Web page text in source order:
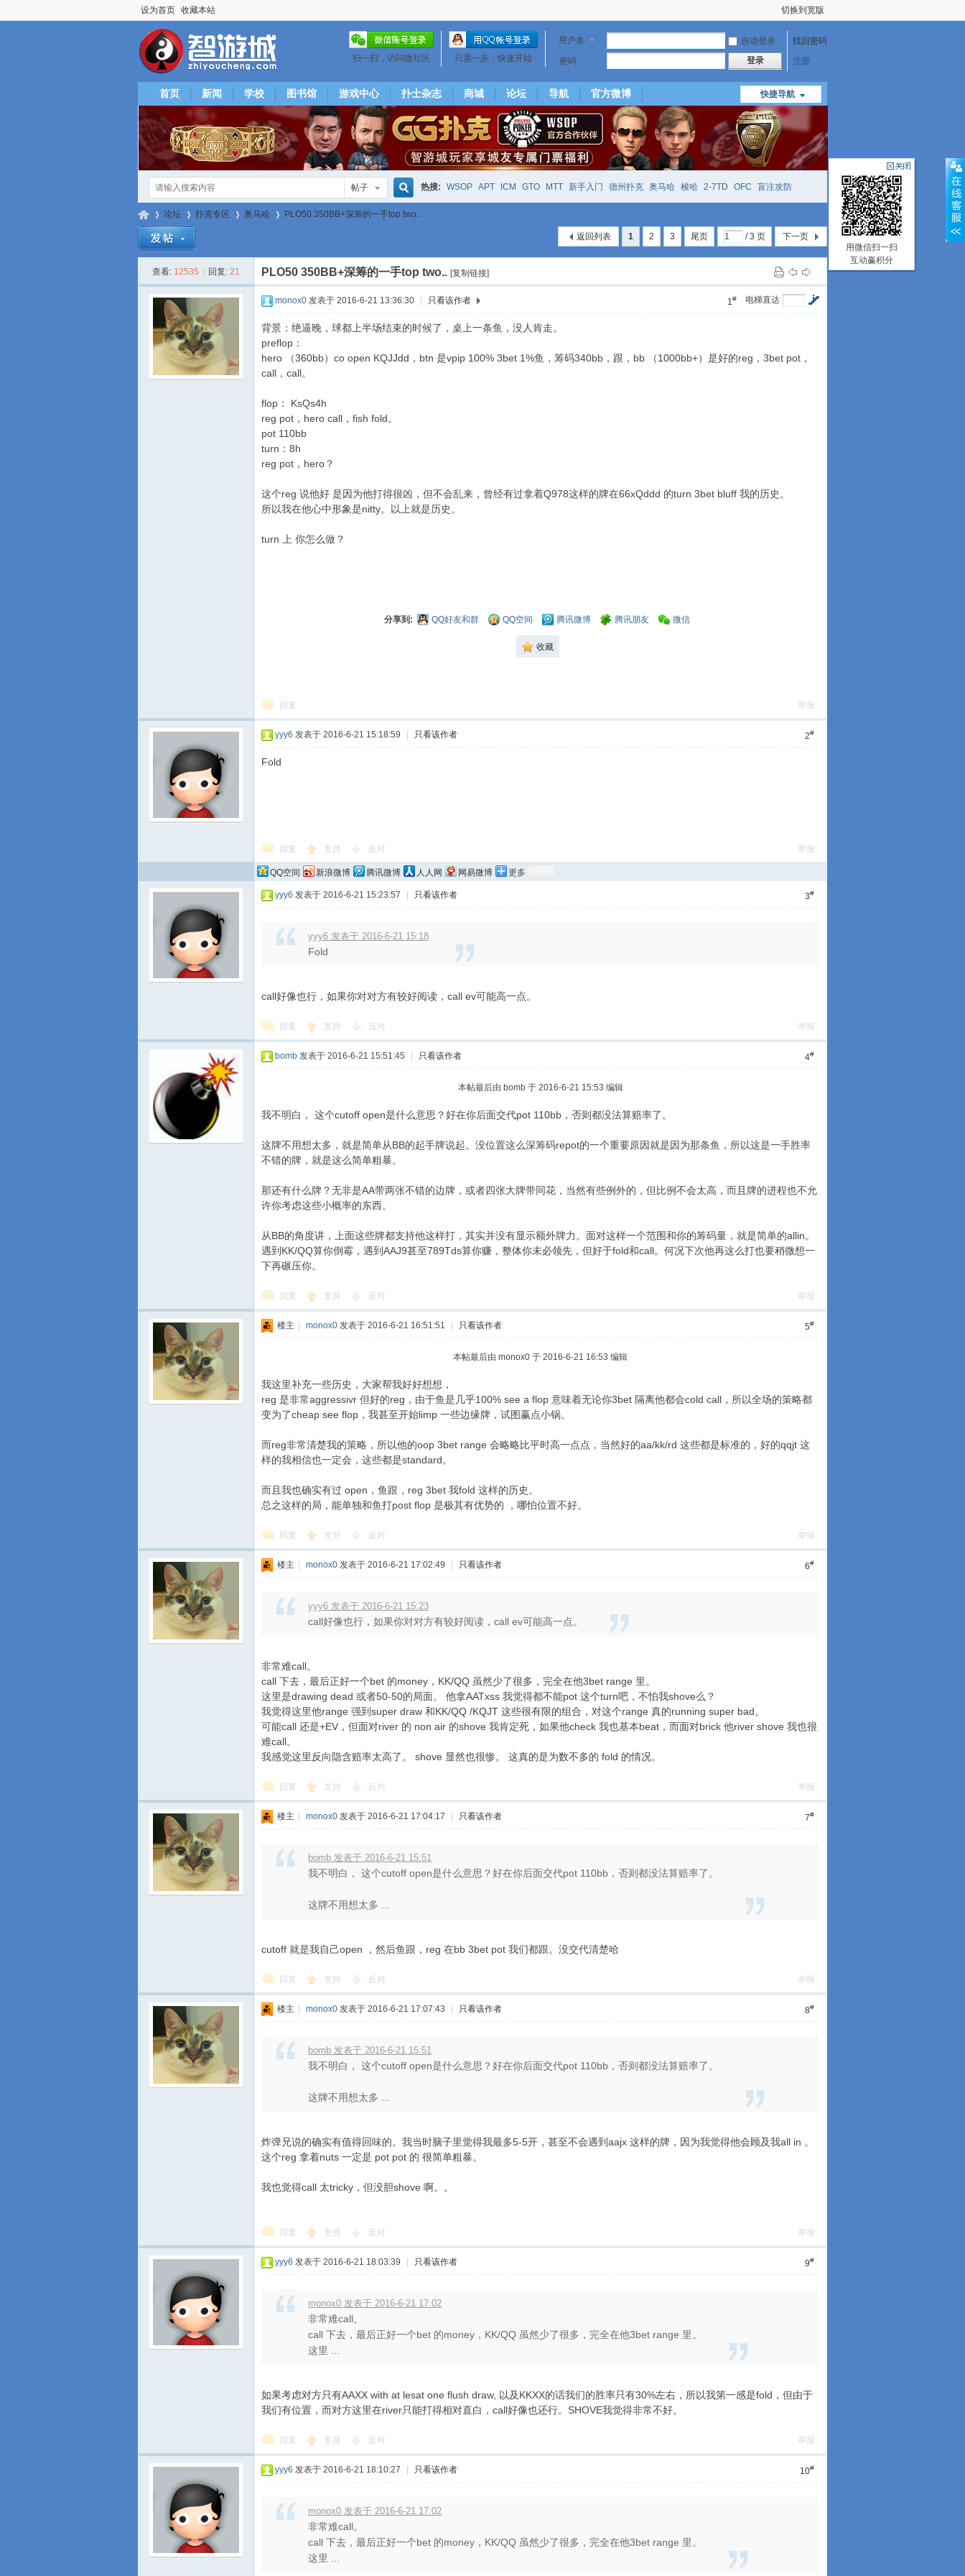
设为首页 收藏本站 切换到宽版
用户名 自动登录
找回密码
密码
登录 注册
只需一步，快速开始
扫一扫，访问微社区
快捷导航
首页 新闻 学校 图书馆 游戏中心 扑士杂志 商城 论坛 导航 官方微博
帖子
搜
索
热搜: WSOP APT ICM GTO MTT 新手入门 德州扑克 奥马哈 梭哈 2-7TD OFC 盲注攻防
»
论坛
›
扑克专区
›
奥马哈
›
PLO50 350BB+深筹的一手top two..
1 2 3 尾页 / 3 页 下一页
返回列表
查看: 12535 回复: 21 PLO50 350BB+深筹的一手top two.. [复制链接]
电梯直达
1#
monox0 发表于 2016-6-21 13:36:30 只看该作者
背景：绝逼晚，球都上半场结束的时候了，桌上一条鱼，没人肯走。
preflop：
hero （360bb）co open KQJJdd，btn 是vpip 100% 3bet 1%鱼，筹码340bb，跟，bb （1000bb+）是好的reg，3bet pot，
call，call。
flop： KsQs4h
reg pot，hero call，fish fold。
pot 110bb
turn：8h
reg pot，hero？
这个reg 说他好 是因为他打得很凶，但不会乱来，曾经有过拿着Q978这样的牌在66xQddd 的turn 3bet bluff 我的历史。
所以我在他心中形象是nitty。以上就是历史。
turn 上 你怎么做？
分享到: QQ好友和群 QQ空间 腾讯微博 腾讯朋友 微信
收藏
回复 举报
2#
yyy6 发表于 2016-6-21 15:18:59 只看该作者
Fold
回复 支持 反对 举报
QQ空间 新浪微博 腾讯微博 人人网 网易微博 更多
3#
yyy6 发表于 2016-6-21 15:23:57 只看该作者
yyy6 发表于 2016-6-21 15:18
Fold
call好像也行，如果你对对方有较好阅读，call ev可能高一点。
回复 支持 反对 举报
4#
bomb 发表于 2016-6-21 15:51:45 只看该作者
本帖最后由 bomb 于 2016-6-21 15:53 编辑
我不明白， 这个cutoff open是什么意思？好在你后面交代pot 110bb，否则都没法算赔率了。
这牌不用想太多，就是简单从BB的起手牌说起。没位置这么深筹码repot的一个重要原因就是因为那条鱼，所以这是一手胜率
不错的牌，就是这么简单粗暴。
那还有什么牌？无非是AA带两张不错的边牌，或者四张大牌带同花，当然有些例外的，但比例不会太高，而且牌的进程也不允
许你考虑这些小概率的东西。
从BB的角度讲，上面这些牌都支持他这样打，其实并没有显示额外牌力。面对这样一个范围和你的筹码量，就是简单的allin。
遇到KK/QQ算你倒霉，遇到AAJ9甚至789Tds算你赚，整体你未必领先，但好于fold和call。何况下次他再这么打也要稍微想一
下再碾压你。
回复 支持 反对 举报
5#
楼主 monox0 发表于 2016-6-21 16:51:51 只看该作者
本帖最后由 monox0 于 2016-6-21 16:53 编辑
我这里补充一些历史，大家帮我好好想想，
reg 是非常aggressivr 但好的reg，由于鱼是几乎100% see a flop 意味着无论你3bet 隔离他都会cold call，所以全场的策略都
变为了cheap see flop，我甚至开始limp 一些边缘牌，试图赢点小锅。
而reg非常清楚我的策略，所以他的oop 3bet range 会略略比平时高一点点，当然好的aa/kk/rd 这些都是标准的，好的qqjt 这
样的我相信也一定会，这些都是standard。
而且我也确实有过 open，鱼跟，reg 3bet 我fold 这样的历史。
总之这样的局，能单独和鱼打post flop 是极其有优势的 ，哪怕位置不好。
回复 支持 反对 举报
6#
楼主 monox0 发表于 2016-6-21 17:02:49 只看该作者
yyy6 发表于 2016-6-21 15:23
call好像也行，如果你对对方有较好阅读，call ev可能高一点。
非常难call。
call 下去，最后正好一个bet 的money，KK/QQ 虽然少了很多，完全在他3bet range 里。
这里是drawing dead 或者50-50的局面。 他拿AATxss 我觉得都不能pot 这个turn吧，不怕我shove么？
我觉得这里他range 强到super draw 和KK/QQ /KQJT 这些很有限的组合，对这个range 真的running super bad。
可能call 还是+EV，但面对river 的 non air 的shove 我肯定死，如果他check 我也基本beat，而面对brick 他river shove 我也很
难call。
我感觉这里反向隐含赔率太高了。 shove 显然也很惨。 这真的是为数不多的 fold 的情况。
回复 支持 反对 举报
7#
楼主 monox0 发表于 2016-6-21 17:04:17 只看该作者
bomb 发表于 2016-6-21 15:51
我不明白， 这个cutoff open是什么意思？好在你后面交代pot 110bb，否则都没法算赔率了。
这牌不用想太多 ...
cutoff 就是我自己open ，然后鱼跟，reg 在bb 3bet pot 我们都跟。没交代清楚哈
回复 支持 反对 举报
8#
楼主 monox0 发表于 2016-6-21 17:07:43 只看该作者
bomb 发表于 2016-6-21 15:51
我不明白， 这个cutoff open是什么意思？好在你后面交代pot 110bb，否则都没法算赔率了。
这牌不用想太多 ...
炸弹兄说的确实有值得回味的。我当时脑子里觉得我最多5-5开，甚至不会遇到aajx 这样的牌，因为我觉得他会顾及我all in 。
这个reg 拿着nuts 一定是 pot pot 的 很简单粗暴。
我也觉得call 太tricky，但没胆shove 啊。。
回复 支持 反对 举报
9#
yyy6 发表于 2016-6-21 18:03:39 只看该作者
monox0 发表于 2016-6-21 17:02
非常难call。
call 下去，最后正好一个bet 的money，KK/QQ 虽然少了很多，完全在他3bet range 里。
这里 ...
如果考虑对方只有AAXX with at lesat one flush draw, 以及KKXX的话我们的胜率只有30%左右，所以我第一感是fold，但由于
我们有位置，而对方这里在river只能打得相对直白，call好像也还行。SHOVE我觉得非常不好。
回复 支持 反对 举报
10#
yyy6 发表于 2016-6-21 18:10:27 只看该作者
monox0 发表于 2016-6-21 17:02
非常难call。
call 下去，最后正好一个bet 的money，KK/QQ 虽然少了很多，完全在他3bet range 里。
这里 ...
用微信扫一扫
互动赢积分